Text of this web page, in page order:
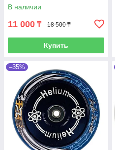
В наличии
11 000 ₸ 18 500 ₸
Купить
–35%